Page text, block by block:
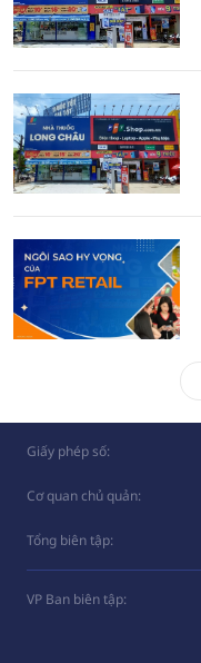
Giấy phép số:
Cơ quan chủ quản:
Tổng biên tập:
VP Ban biên tập: